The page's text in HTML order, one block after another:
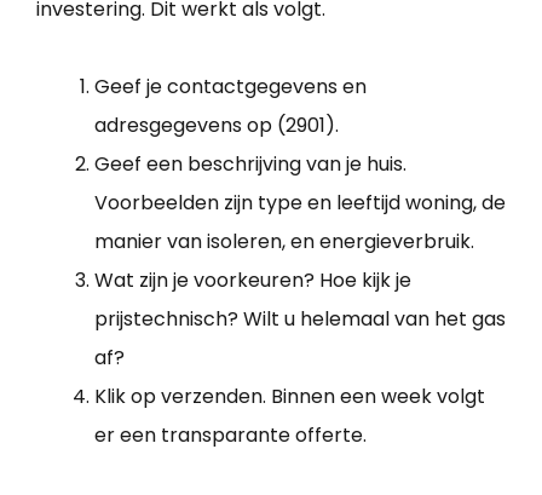
investering. Dit werkt als volgt.
Geef je contactgegevens en
adresgegevens op (2901).
Geef een beschrijving van je huis.
Voorbeelden zijn type en leeftijd woning, de
manier van isoleren, en energieverbruik.
Wat zijn je voorkeuren? Hoe kijk je
prijstechnisch? Wilt u helemaal van het gas
af?
Klik op verzenden. Binnen een week volgt
er een transparante offerte.